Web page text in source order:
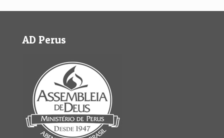
AD Perus